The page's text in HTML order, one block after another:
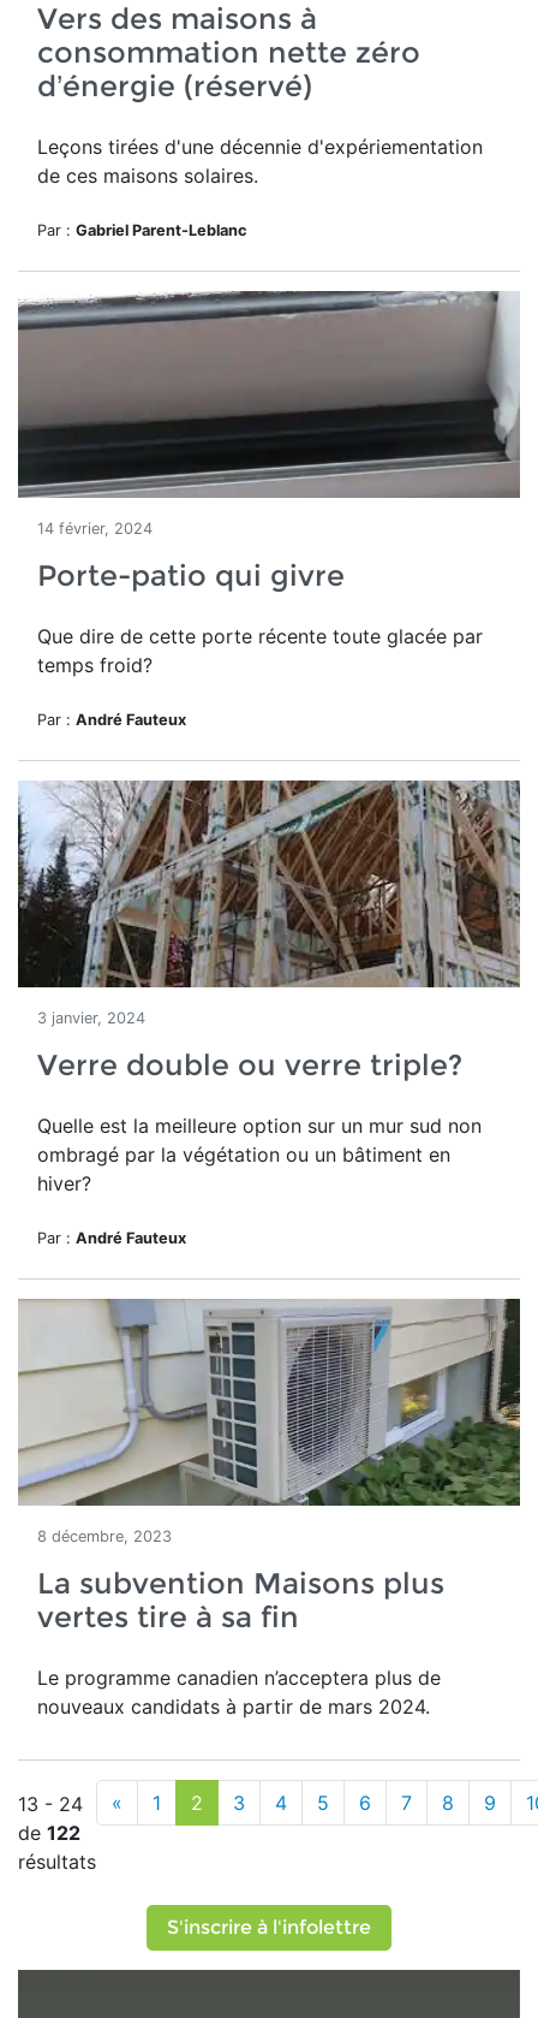
Vers des maisons à
consommation nette zéro
d’énergie (réservé)
Leçons tirées d'une décennie d'expériementation
de ces maisons solaires.
Par : Gabriel Parent-Leblanc
14 février, 2024
Porte-patio qui givre
Que dire de cette porte récente toute glacée par
temps froid?
Par : André Fauteux
3 janvier, 2024
Verre double ou verre triple?
Quelle est la meilleure option sur un mur sud non
ombragé par la végétation ou un bâtiment en
hiver?
Par : André Fauteux
8 décembre, 2023
La subvention Maisons plus
vertes tire à sa fin
Le programme canadien n’acceptera plus de
nouveaux candidats à partir de mars 2024.
13 - 24
de 122
résultats
« 1 2 3 4 5 6 7 8 9
S'inscrire à l'infolettre